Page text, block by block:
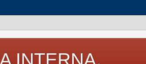
INTERNA.